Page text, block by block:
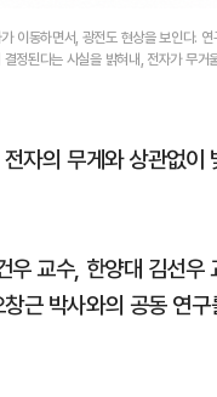
이동하면서, 광전도 현상을 보인다.
다는 사실을 밝혀내, 전자가 무거
자의 무게와 상관없이
교수, 한양대 김선
박사와의 공동 연구